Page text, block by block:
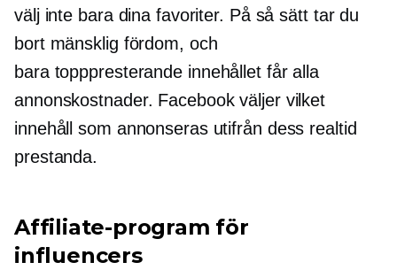
välj inte bara dina favoriter. På så sätt tar du
bort mänsklig fördom, och
bara topppresterande innehållet får alla
annonskostnader. Facebook väljer vilket
innehåll som annonseras utifrån dess realtid
prestanda.
Affiliate-program för
influencers